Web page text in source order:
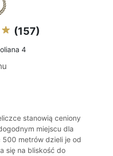
(157)
4
stanowią ceniony
miejscu dla
500 metrów dzieli je od
się na bliskość do